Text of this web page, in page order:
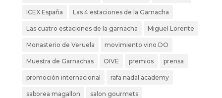
ICEX España Las 4 estaciones de la Garnacha
Las cuatro estaciones de la garnacha Miguel Lorente
Monasterio de Veruela movimiento vino DO
Muestra de Garnachas OIVE premios prensa
promoción internacional rafa nadal academy
saborea magallon salon gourmets